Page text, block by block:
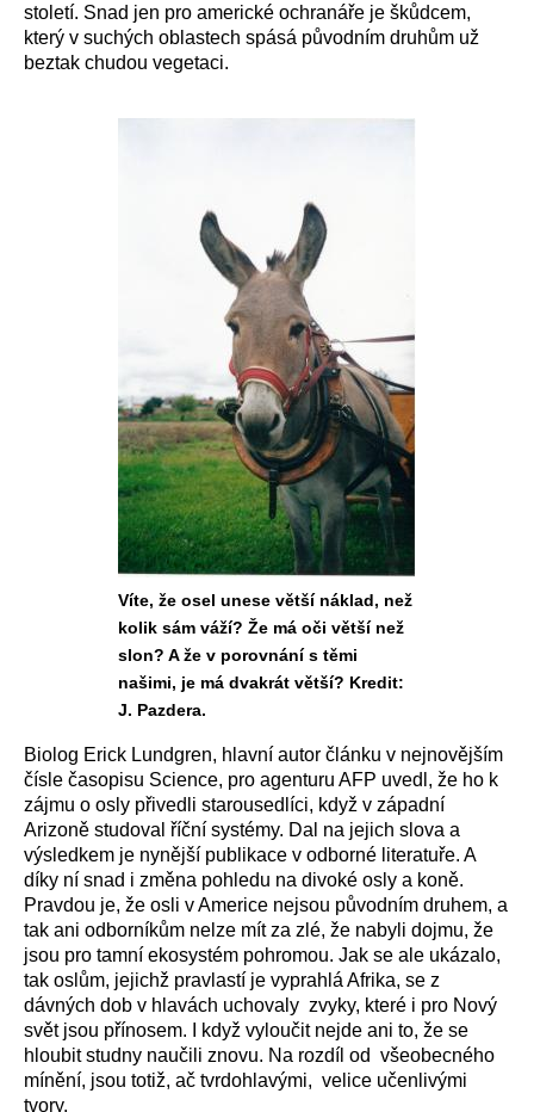
století. Snad jen pro americké ochranáře je škůdcem,
který v suchých oblastech spásá původním druhům už
beztak chudou vegetaci.
Víte, že osel unese větší náklad, než
kolik sám váží? Že má oči větší než
slon? A že v porovnání s těmi
našimi, je má dvakrát větší? Kredit:
J. Pazdera.
Biolog Erick Lundgren, hlavní autor článku v nejnovějším
čísle časopisu Science, pro agenturu AFP uvedl, že ho k
zájmu o osly přivedli starousedlíci, když v západní
Arizoně studoval říční systémy. Dal na jejich slova a
výsledkem je nynější publikace v odborné literatuře. A
díky ní snad i změna pohledu na divoké osly a koně.
Pravdou je, že osli v Americe nejsou původním druhem, a
tak ani odborníkům nelze mít za zlé, že nabyli dojmu, že
jsou pro tamní ekosystém pohromou. Jak se ale ukázalo,
tak oslům, jejichž pravlastí je vyprahlá Afrika, se z
dávných dob v hlavách uchovaly zvyky, které i pro Nový
svět jsou přínosem. I když vyloučit nejde ani to, že se
hloubit studny naučili znovu. Na rozdíl od všeobecného
mínění, jsou totiž, ač tvrdohlavými, velice učenlivými
tvory.